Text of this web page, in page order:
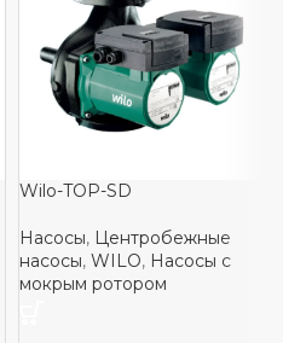
Wilo-TOP-SD
Насосы, Центробежные
насосы, WILO, Насосы с
мокрым ротором